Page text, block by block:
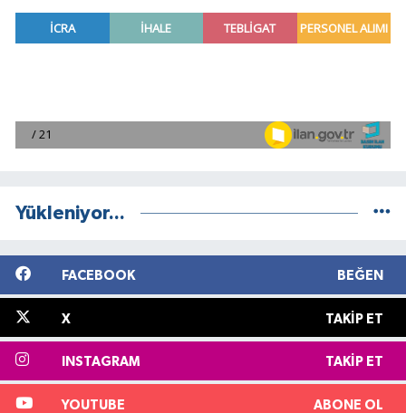
Yükleniyor...
FACEBOOK BEĞEN
X TAKIP ET
INSTAGRAM TAKIP ET
YOUTUBE ABONE OL